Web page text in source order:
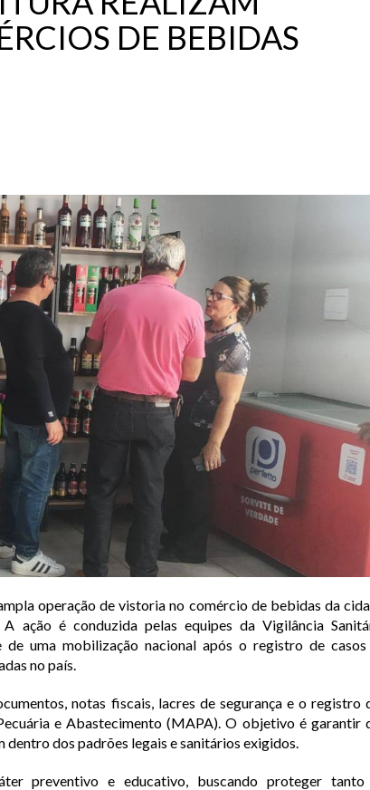
DE BEBIDAS
operação de vistoria no comércio de bebidas da
ação é conduzida pelas equipes da Vigilância
uma mobilização nacional após o registro de
no país.
notas fiscais, lacres de segurança e o registro
e Abastecimento (MAPA). O objetivo é garantir
dos padrões legais e sanitários exigidos.
preventivo e educativo, buscando proteger tanto